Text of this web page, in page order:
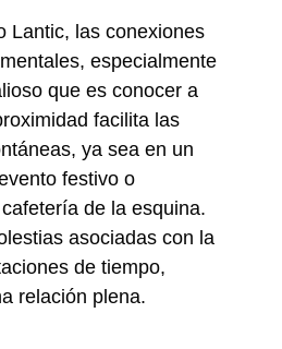
Lantic, las conexiones
especialmente
que es conocer a
facilita las
ya sea en un
festivo o
de la esquina.
asociadas con la
de tiempo,
relación plena.